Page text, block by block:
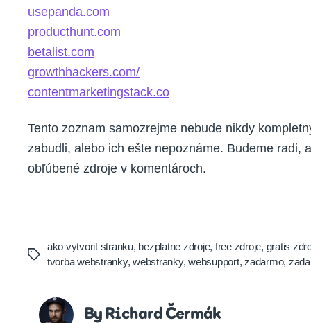
usepanda.com
producthunt.com
betalist.com
growthhackers.com/
contentmarketingstack.co
Tento zoznam samozrejme nebude nikdy
zabudli, alebo ich ešte nepoznáme. Budeme radi,
obľúbené zdroje v komentároch.
Tags
ako vytvorit stranku, bezplatne zdroje, free zdroje, gratis
tvorba webstranky,webstranky,websupport,zadarmo,
By Richard Čermák